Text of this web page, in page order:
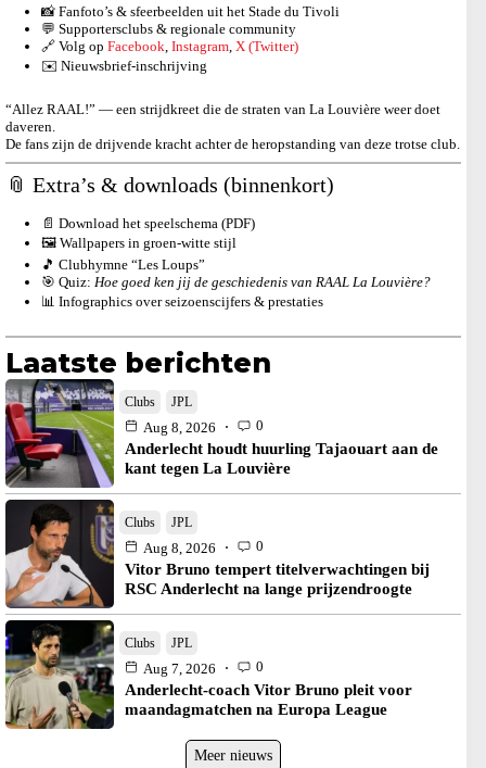
📸 Fanfoto’s & sfeerbeelden uit het Stade du Tivoli
💬 Supportersclubs & regionale community
🔗 Volg op Facebook, Instagram, X (Twitter)
✉️ Nieuwsbrief-inschrijving
“Allez RAAL!” — een strijdkreet die de straten van La Louvière weer doet
daveren.
De fans zijn de drijvende kracht achter de heropstanding van deze trotse club.
📎 Extra’s & downloads (binnenkort)
📄 Download het speelschema (PDF)
🖼️ Wallpapers in groen-witte stijl
🎵 Clubhymne “Les Loups”
🎯 Quiz: Hoe goed ken jij de geschiedenis van RAAL La Louvière?
📊 Infographics over seizoenscijfers & prestaties
Laatste berichten
Clubs JPL
Aug 8, 2026 0
Anderlecht houdt huurling Tajaouart aan de
kant tegen La Louvière
Clubs JPL
Aug 8, 2026 0
Vitor Bruno tempert titelverwachtingen bij
RSC Anderlecht na lange prijzendroogte
Clubs JPL
Aug 7, 2026 0
Anderlecht-coach Vitor Bruno pleit voor
maandagmatchen na Europa League
Meer nieuws